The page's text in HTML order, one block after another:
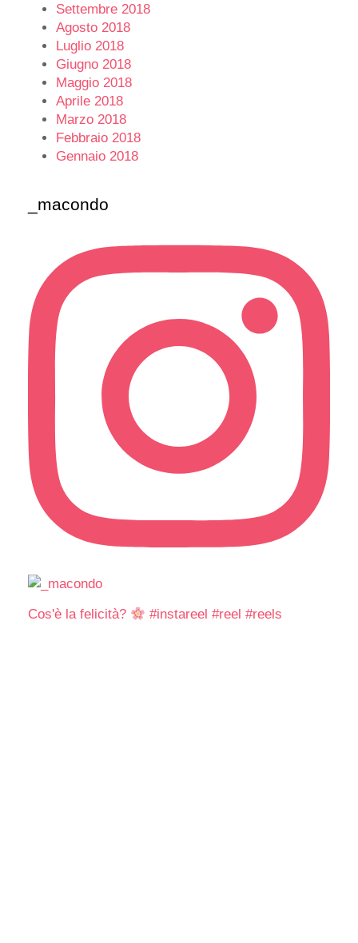
Settembre 2018
Agosto 2018
Luglio 2018
Giugno 2018
Maggio 2018
Aprile 2018
Marzo 2018
Febbraio 2018
Gennaio 2018
_macondo
Cos'è la felicità? #instareel #reel #reels